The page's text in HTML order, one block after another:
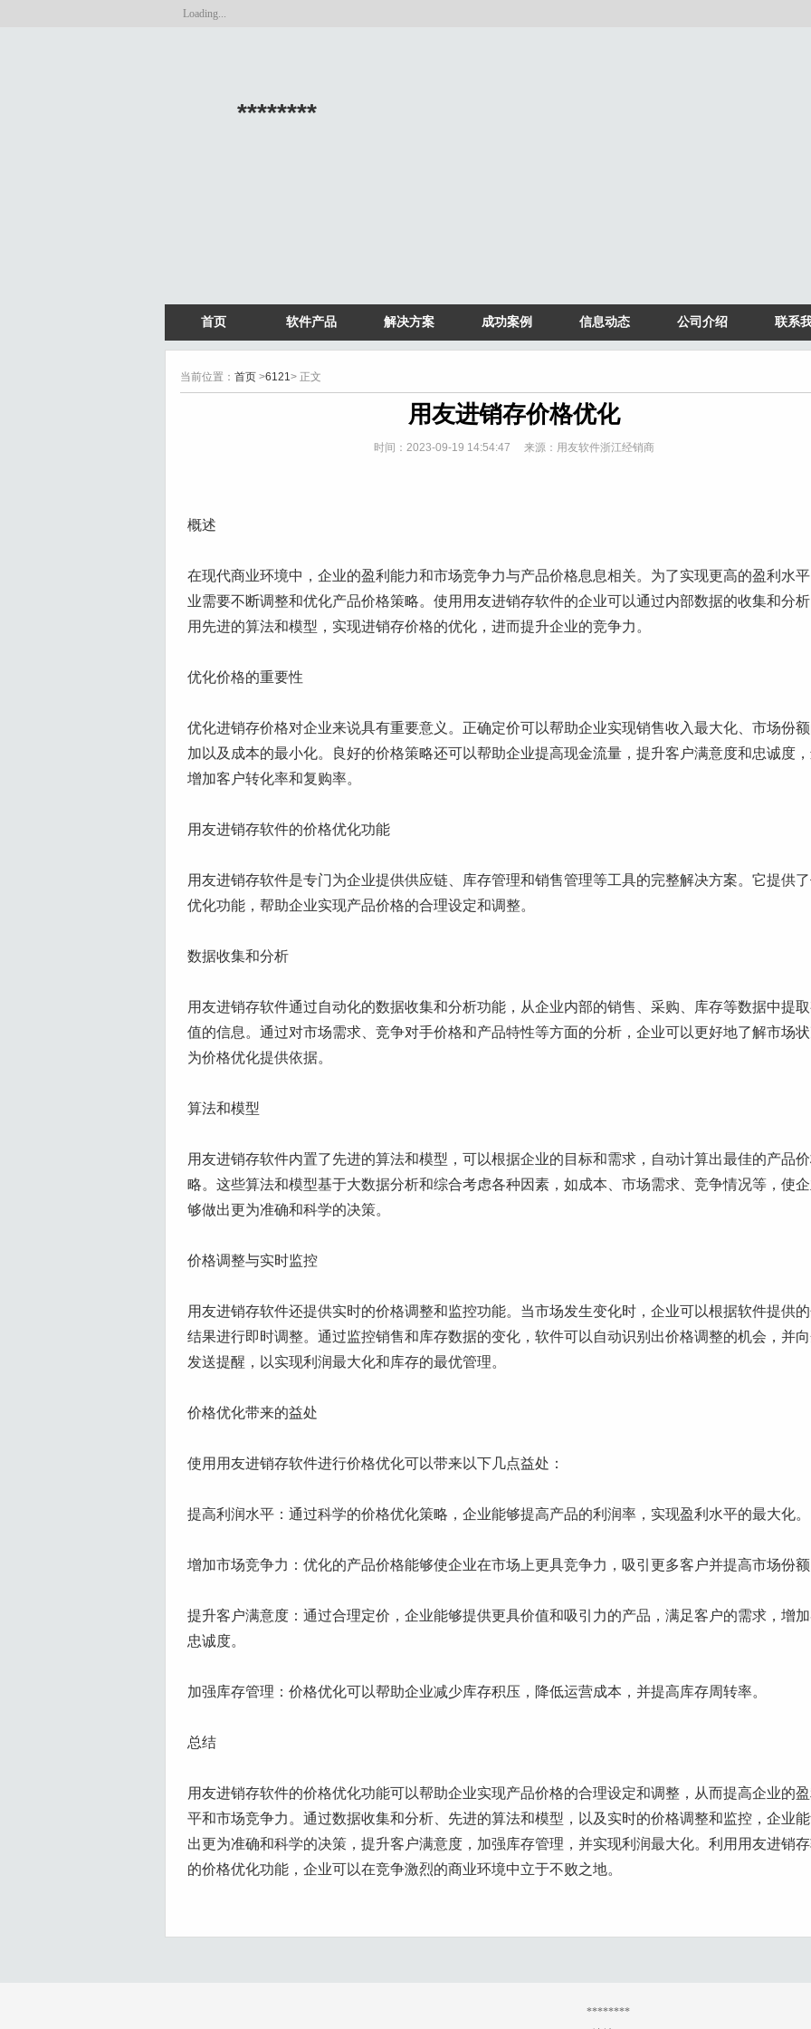
Loading...
********
首页 软件产品 解决方案 成功案例 信息动态 公司介绍 联系
当前位置： 首页 >6121> 正文
用友进销存价格优化
时间：2023-09-19 14:54:47 来源： 用友软件浙江经销商
概述
在现代商业环境中，企业的盈利能力和市场竞争力与产品价格息息相关。为了实现更高的盈利水
业需要不断调整和优化产品价格策略。使用用友进销存软件的企业可以通过内部数据的收集和分
用先进的算法和模型，实现进销存价格的优化，进而提升企业的竞争力。
优化价格的重要性
优化进销存价格对企业来说具有重要意义。正确定价可以帮助企业实现销售收入最大化、市场份
加以及成本的最小化。良好的价格策略还可以帮助企业提高现金流量，提升客户满意度和忠诚度
增加客户转化率和复购率。
用友进销存软件的价格优化功能
用友进销存软件是专门为企业提供供应链、库存管理和销售管理等工具的完整解决方案。它提供
优化功能，帮助企业实现产品价格的合理设定和调整。
数据收集和分析
用友进销存软件通过自动化的数据收集和分析功能，从企业内部的销售、采购、库存等数据中提
值的信息。通过对市场需求、竞争对手价格和产品特性等方面的分析，企业可以更好地了解市场状
为价格优化提供依据。
算法和模型
用友进销存软件内置了先进的算法和模型，可以根据企业的目标和需求，自动计算出最佳的产品
略。这些算法和模型基于大数据分析和综合考虑各种因素，如成本、市场需求、竞争情况等，使
够做出更为准确和科学的决策。
价格调整与实时监控
用友进销存软件还提供实时的价格调整和监控功能。当市场发生变化时，企业可以根据软件提供
结果进行即时调整。通过监控销售和库存数据的变化，软件可以自动识别出价格调整的机会，并
发送提醒，以实现利润最大化和库存的最优管理。
价格优化带来的益处
使用用友进销存软件进行价格优化可以带来以下几点益处：
提高利润水平：通过科学的价格优化策略，企业能够提高产品的利润率，实现盈利水平的最大化。
增加市场竞争力：优化的产品价格能够使企业在市场上更具竞争力，吸引更多客户并提高市场份额
提升客户满意度：通过合理定价，企业能够提供更具价值和吸引力的产品，满足客户的需求，增
忠诚度。
加强库存管理：价格优化可以帮助企业减少库存积压，降低运营成本，并提高库存周转率。
总结
用友进销存软件的价格优化功能可以帮助企业实现产品价格的合理设定和调整，从而提高企业的
平和市场竞争力。通过数据收集和分析、先进的算法和模型，以及实时的价格调整和监控，企业
出更为准确和科学的决策，提升客户满意度，加强库存管理，并实现利润最大化。利用用友进销
的价格优化功能，企业可以在竞争激烈的商业环境中立于不败之地。
********